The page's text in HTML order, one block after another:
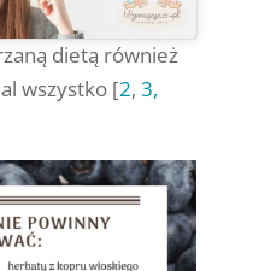
dietą również
wszystko [2,3,